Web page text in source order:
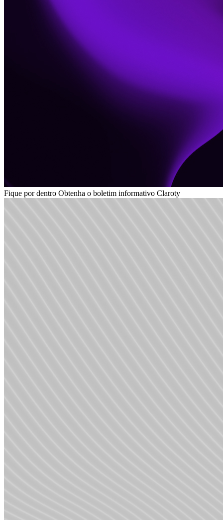
Fique por dentro Obtenha o boletim informativo Claroty